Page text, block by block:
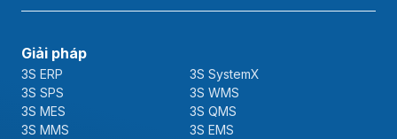
Giải pháp
3S ERP
3S SystemX
3S SPS
3S WMS
3S MES
3S QMS
3S MMS
3S EMS